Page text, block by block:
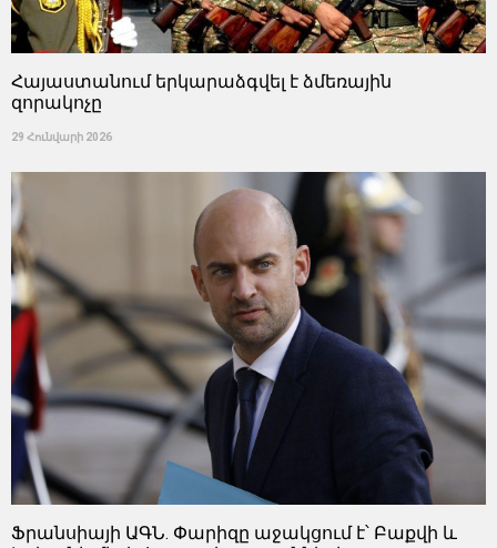
Հայաստանում երկարաձգվել է ձմեռային
զորակոչը
29 Հունվարի 2026
Ֆրանսիայի ԱԳՆ. Փարիզը աջակցում է՝ Բաքվի և